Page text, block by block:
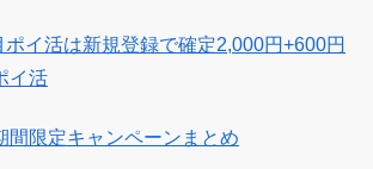
イ活は新規登録で確定2,000円+600円
イ活
間限定キャンペーンまとめ